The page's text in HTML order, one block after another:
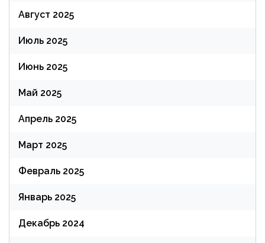
Август 2025
Июль 2025
Июнь 2025
Май 2025
Апрель 2025
Март 2025
Февраль 2025
Январь 2025
Декабрь 2024